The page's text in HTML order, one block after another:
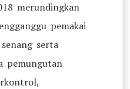
merundingkan
pemakai
serta
pemungutan